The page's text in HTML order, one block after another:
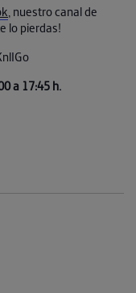
, nuestro canal de
lo pierdas!
a 17:45 h.